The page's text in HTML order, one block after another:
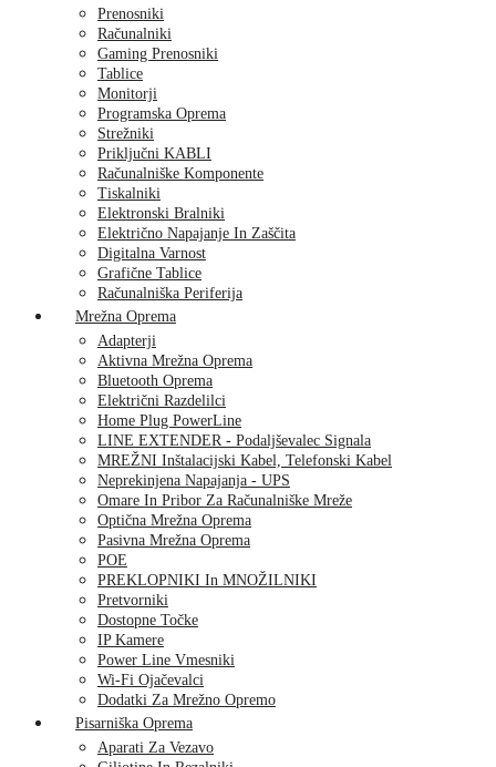
Prenosniki
Računalniki
Gaming Prenosniki
Tablice
Monitorji
Programska Oprema
Strežniki
Priključni KABLI
Računalniške Komponente
Tiskalniki
Elektronski Bralniki
Električno Napajanje In Zaščita
Digitalna Varnost
Grafične Tablice
Računalniška Periferija
Mrežna Oprema
Adapterji
Aktivna Mrežna Oprema
Bluetooth Oprema
Električni Razdelilci
Home Plug PowerLine
LINE EXTENDER - Podaljševalec Signala
MREŽNI Inštalacijski Kabel, Telefonski Kabel
Neprekinjena Napajanja - UPS
Omare In Pribor Za Računalniške Mreže
Optična Mrežna Oprema
Pasivna Mrežna Oprema
POE
PREKLOPNIKI In MNOŽILNIKI
Pretvorniki
Dostopne Točke
IP Kamere
Power Line Vmesniki
Wi-Fi Ojačevalci
Dodatki Za Mrežno Opremo
Pisarniška Oprema
Aparati Za Vezavo